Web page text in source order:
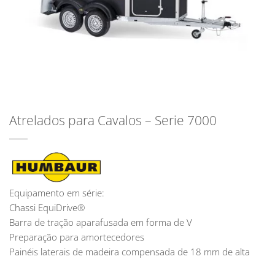
Atrelados para Cavalos – Serie 7000
Equipamento em série:
Chassi EquiDrive®
Barra de tração aparafusada em forma de V
Preparação para amortecedores
Painéis laterais de madeira compensada de 18 mm de alta